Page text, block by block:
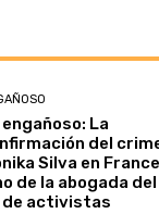
engañoso: La
del
Silva en
de la abogada
de activistas